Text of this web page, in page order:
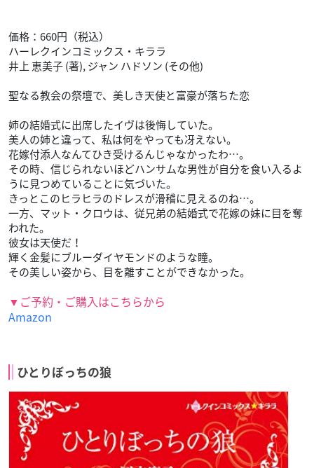
価格：660円（税込）
ハーレクインコミックス・キララ
井上 恵美子 (著), ジャン ハドソン (その他)
聖なる教会の祭壇で、美しき天使と富豪が落ちた恋
姉の結婚式に出席したイヴは後悔していた。
美人の姉と違って、私は何をやっても冴えない。
花嫁付添人なんてひき受けるんじゃなかったわ…。
その時、信じられないほどハンサムな男性が自分を食い入るよ
うに見つめていることに気づいた。
きっとこのヒラヒラのドレスが滑稽に見えるのね…。
一方、マット・クロウは、従兄弟の結婚式で花嫁の妹に目を奪
われた。
彼女は天使だ！
輝く金髪にブルーダイヤモンドのような瞳。
その美しい姿から、目を離すことができなかった。
▼ご予約・ご購入はこちらから
Amazon
ひとりぼっちの狼